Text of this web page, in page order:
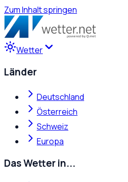
Zum Inhalt springen
Wetter
Länder
Deutschland
Österreich
Schweiz
Europa
Das Wetter in...